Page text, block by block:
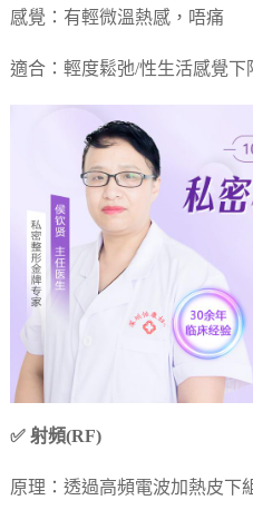
感覺：有輕微溫熱感，唔痛
適合：輕度鬆弛/性生活感覺下
✅ 射頻(RF)
原理：透過高頻電波加熱皮下